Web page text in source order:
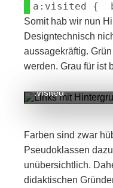
Somit hab wir nun
Designtechnisch
aussagekräftig.
werden. Grau für ist
:visited
Farben sind zwar
Pseudoklassen
unübersichtlich.
didaktischen